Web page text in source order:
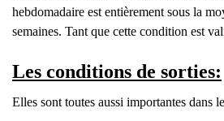
hebdomadaire est entièrement sous la
semaines. Tant que cette condition est
Les conditions de sorties:
Elles sont toutes aussi importantes dans